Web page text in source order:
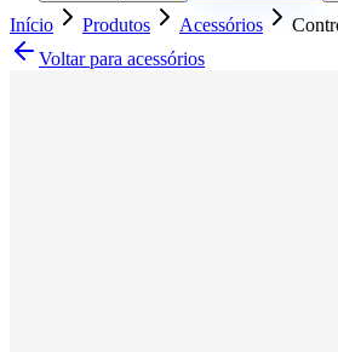
Início
Produtos Acessórios
Voltar para acessórios